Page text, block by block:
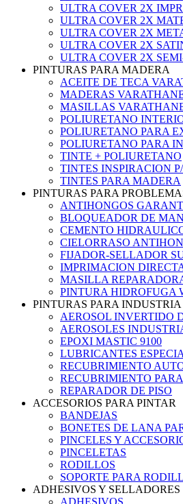
ULTRA COVER 2X
ULTRA COVER 2X
ULTRA COVER 2X
ULTRA COVER 2X
ULTRA COVER 2X
PINTURAS PARA MADERA
ACEITE DE TECA
MADERAS
MASILLAS
POLIURETANO
POLIURETANO PARA
POLIURETANO PARA
TINTE + POLIURETANO
TINTES INSPIRACION
TINTES PARA MADERA
PINTURAS PARA
ANTIHONGOS
BLOQUEADOR DE
CEMENTO
CIELORRASO
FIJADOR-SELLADOR
IMPRIMACION
MASILLA
PINTURA HIDROFUGA
PINTURAS PARA INDUSTRIA
AEROSOL INVERTIDO
AEROSOLES
EPOXI MASTIC 9100
LUBRICANTES
RECUBRIMIENTO
RECUBRIMIENTO PARA
REPARADOR DE PISO
ACCESORIOS PARA PINTAR
BANDEJAS
BONETES DE LANA
PINCELES Y
PINCELETAS
RODILLOS
SOPORTE PARA
ADHESIVOS Y SELLADORES
ADHESIVOS